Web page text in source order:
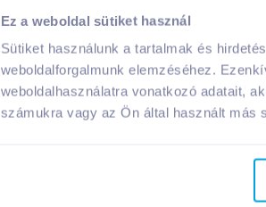
Ez a weboldal sütiket használ
Sütiket használunk a tartalmak és
weboldalforgalmunk elemzéséhez.
weboldalhasználatra vonatkozó adatait,
számukra vagy az Ön által használt más